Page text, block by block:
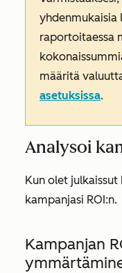
yhdenmukaisia
raportoitaessa
määritä
asetuksissa.
Analysoi
Kun olet
kampanjasi ROI:n.
Kampanjan